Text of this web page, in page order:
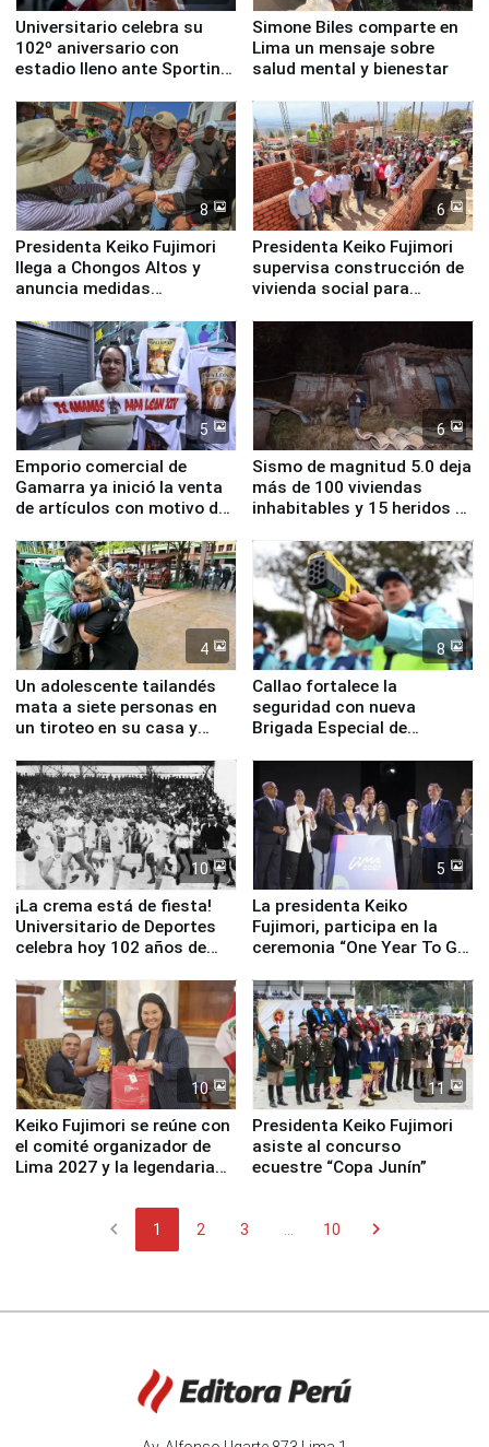
Universitario celebra su
102º aniversario con
estadio lleno ante Sporting
Simone Biles comparte en
Lima un mensaje sobre
salud mental y bienestar
8
Presidenta Keiko Fujimori
llega a Chongos Altos y
anuncia medidas
educación, salud y empleo
6
Presidenta Keiko Fujimori
supervisa construcción de
vivienda social para
5
Emporio comercial de
Gamarra ya inició la venta
de artículos con motivo de
6
Sismo de magnitud 5.0 deja
más de 100 viviendas
inhabitables y 15 heridos en
4
Un adolescente tailandés
mata a siete personas en
un tiroteo en su casa y
8
Callao fortalece la
seguridad con nueva
Brigada Especial de
equipamiento para
Serenazgo
10
¡La crema está de fiesta!
Universitario de Deportes
celebra hoy 102 años de
5
La presidenta Keiko
Fujimori, participa en la
ceremonia “One Year To Go
10
Keiko Fujimori se reúne con
el comité organizador de
Lima 2027 y la legendaria
11
Presidenta Keiko Fujimori
asiste al concurso
ecuestre “Copa Junín”
chevron_left 1 2 3 10 chevron_right